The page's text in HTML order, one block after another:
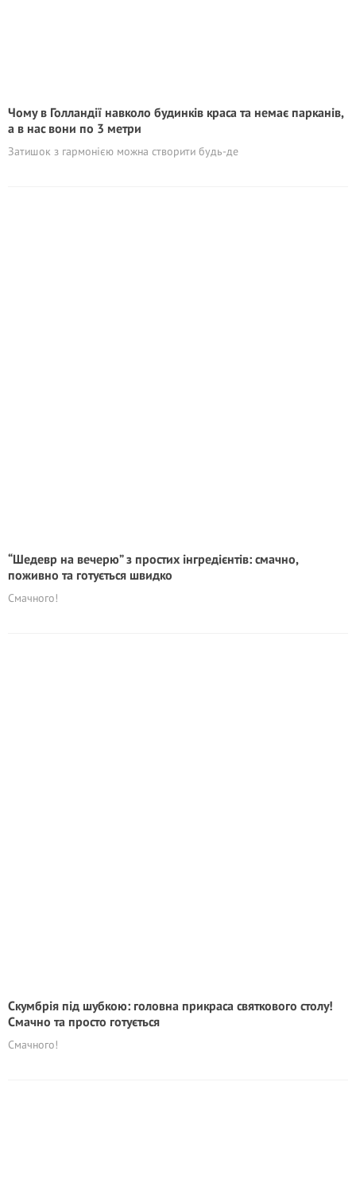
Чому в Голландії навколо будинків краса та немає парканів,
а в нас вони по 3 метри
Затишок з гармонією можна створити будь-де
“Шедевр на вечерю” з простих інгредієнтів: смачно,
поживно та готується швидко
Смачного!
Скумбрія під шубкою: головна прикраса святкового столу!
Смачно та просто готується
Смачного!